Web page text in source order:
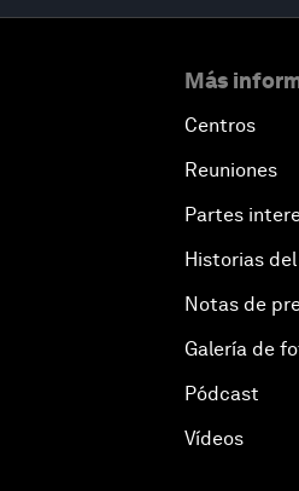
Más
Centros
Reuniones
Partes
Historias
Notas de
Galería de
Pódcast
Vídeos